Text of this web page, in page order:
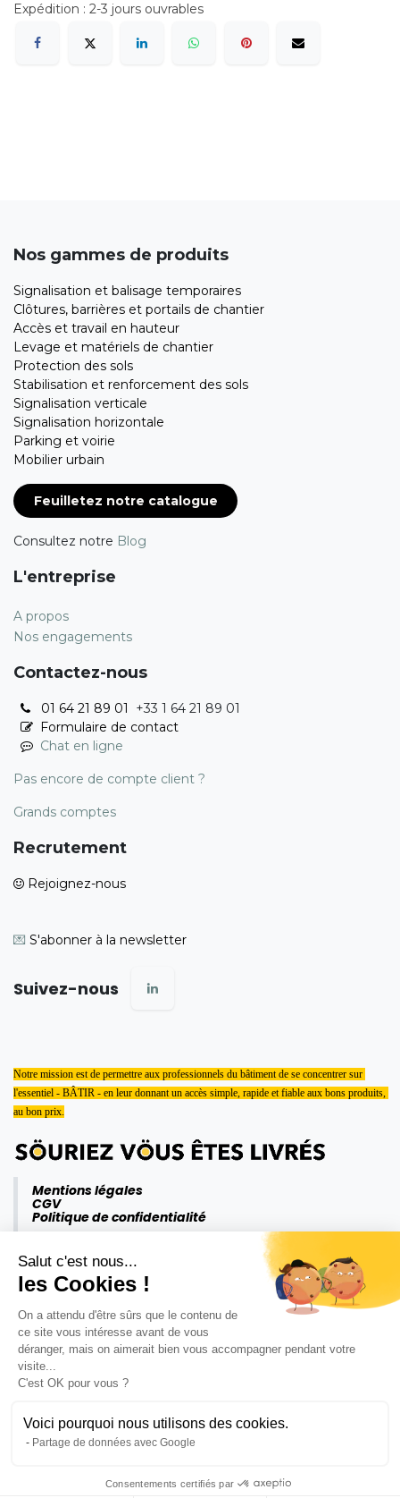
Salut c'est nous...
les Cookies !
On a attendu d'être sûrs que le contenu de
ce site vous intéresse avant de vous
déranger, mais on aimerait bien vous accompagner pendant votre
visite...
C'est OK pour vous ?
Voici pourquoi nous utilisons des cookies.
Partage de données avec Google
Consentements certifiés par
Expédition : 2-3 jours ouvrables
Nos gammes de produits
Signalisation et balisage temporaires
Clôtures, barrières et portails de chantier
Accès et travail en hauteur
Levage et matériels de chantier
Protection des sols
Stabilisation et renforcement des sols
Signalisation verticale
Signalisation horizontale
Parking et voirie
Mobilier urbain
Feuilletez notre catalogue
Consultez notre Blog
L'entreprise
A propos
Nos engagements
Contactez-nous
01 64 21 89 01 +33 1 64 21 89 01
Formulaire de contact
Chat en ligne
Pas encore de compte client ?
Grands comptes
Recrutement
Rejoignez-nous
💌 S'abonner à la newsletter
Suivez-nous
Notre mission est de permettre aux professionnels du bâtiment de se concentrer sur
l'essentiel - BÂTIR - en leur donnant un accès simple, rapide et fiable aux bons produits,
au bon prix.
Mentions légales
CGV
Politique de confidentialité